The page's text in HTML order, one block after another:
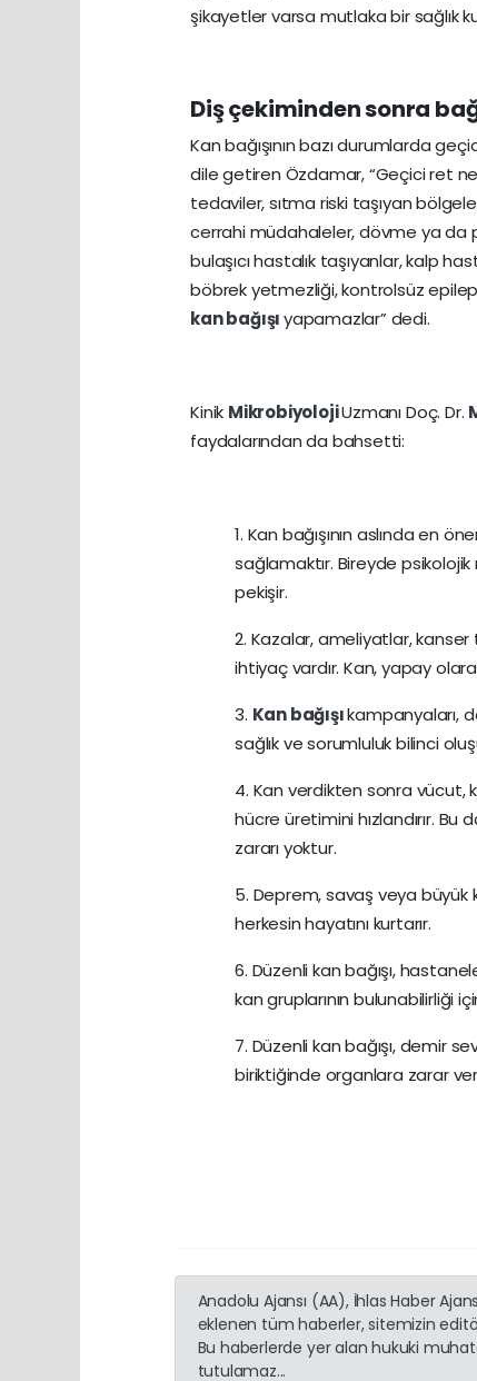
şikayetler varsa mutlaka bir sağlık
Diş çekiminden sonra
Kan bağışının bazı durumlarda
dile getiren Özdamar, “Geçici ret
tedaviler, sıtma riski taşıyan
cerrahi müdahaleler, dövme ya da
bulaşıcı hastalık taşıyanlar, kalp
böbrek yetmezliği, kontrolsüz
kan bağışıyapamazlar” dedi.
Kinik MikrobiyolojiUzmanı Doç. Dr.
faydalarından da bahsetti:
1. Kan bağışının aslında en
sağlamaktır. Bireyde
pekişir.
2. Kazalar, ameliyatlar,
ihtiyaç vardır. Kan, yapay
3. Kan bağışıkampanyaları,
sağlık ve sorumluluk bilinci
4. Kan verdikten sonra vücut,
hücre üretimini hızlandırır.
zararı yoktur.
5. Deprem, savaş veya
herkesin hayatını kurtarır.
6. Düzenli kan bağışı,
kan gruplarının bulunabilirliği
7. Düzenli kan bağışı, demir
biriktiğinde organlara zarar
Anadolu Ajansı (AA), İhlas Haber
eklenen tüm haberler, sitemizin
Bu haberlerde yer alan hukuki
tutulamaz...